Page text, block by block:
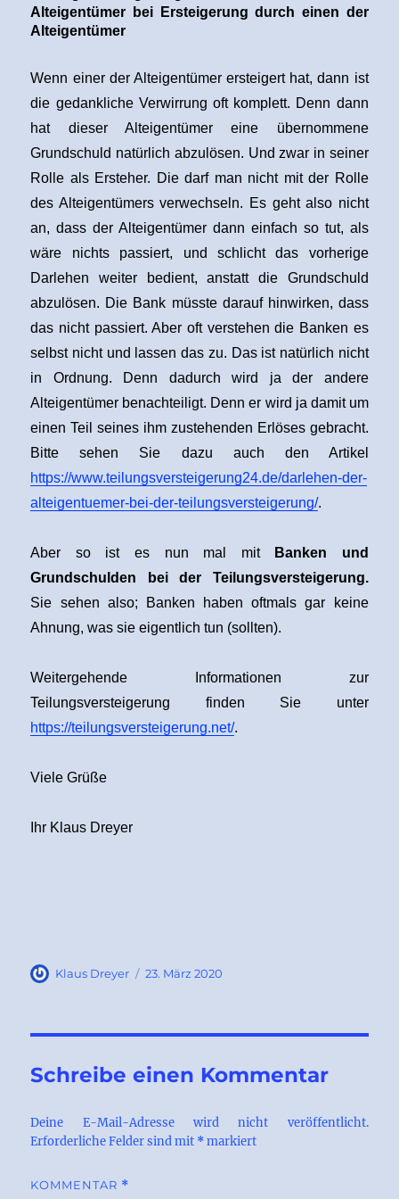
Alteigentümer bei Ersteigerung durch einen der
Alteigentümer
Wenn einer der Alteigentümer ersteigert hat, dann ist
die gedankliche Verwirrung oft komplett. Denn dann
hat dieser Alteigentümer eine übernommene
Grundschuld natürlich abzulösen. Und zwar in seiner
Rolle als Ersteher. Die darf man nicht mit der Rolle
des Alteigentümers verwechseln. Es geht also nicht
an, dass der Alteigentümer dann einfach so tut, als
wäre nichts passiert, und schlicht das vorherige
Darlehen weiter bedient, anstatt die Grundschuld
abzulösen. Die Bank müsste darauf hinwirken, dass
das nicht passiert. Aber oft verstehen die Banken es
selbst nicht und lassen das zu. Das ist natürlich nicht
in Ordnung. Denn dadurch wird ja der andere
Alteigentümer benachteiligt. Denn er wird ja damit um
einen Teil seines ihm zustehenden Erlöses gebracht.
Bitte sehen Sie dazu auch den Artikel
https://www.teilungsversteigerung24.de/darlehen-der-
alteigentuemer-bei-der-teilungsversteigerung/.
Aber so ist es nun mal mit
Banken und
Grundschulden bei der Teilungsversteigerung.
Sie sehen also; Banken haben oftmals gar keine
Ahnung, was sie eigentlich tun (sollten).
Weitergehende Informationen zur
Teilungsversteigerung finden Sie unter
https://teilungsversteigerung.net/.
Viele Grüße
Ihr Klaus Dreyer
Autor
Klaus Dreyer
Veröffentlicht
23. März 2020
Schreibe einen Kommentar
Deine E-Mail-Adresse wird nicht veröffentlicht.
Erforderliche Felder sind mit *markiert
KOMMENTAR *